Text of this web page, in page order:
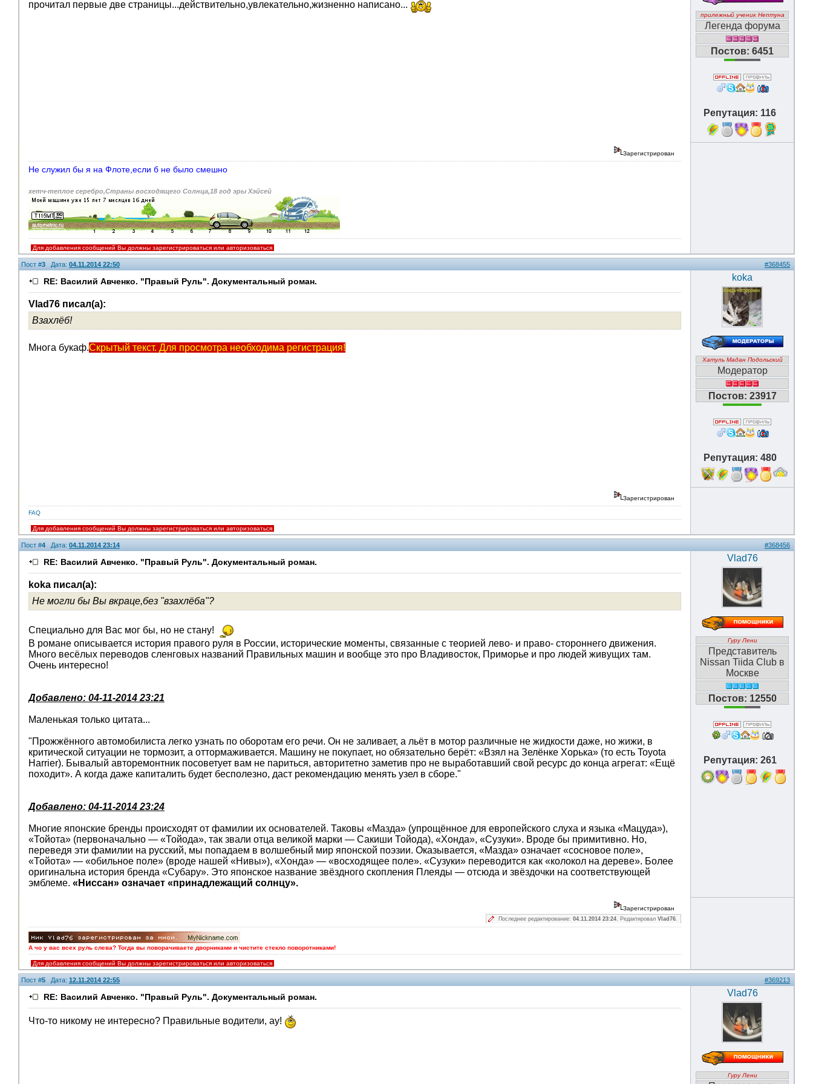
прочитал первые две страницы...действительно,увлекательно,жизненно написано...
прилежный ученик Нептуна
Легенда форума
Постов: 6451
Репутация: 116
15
Зарегистрирован
Не служил бы я на Флоте,если б не было смешно
хетч-теплое серебро,Страны восходящего Солнца,18 год эры Хэйсей
Для добавления сообщений Вы должны зарегистрироваться или авторизоваться
Пост #3 Дата: 04.11.2014 22:50 #368455
RE: Василий Авченко. "Правый Руль". Документальный роман.
Vlad76 писал(а):
Взахлёб!
Многа букаф.Скрытый текст. Для просмотра необходима регистрация!
koka
Хатуль Мадан Подольский
Модератор
Постов: 23917
Репутация: 480
18
Зарегистрирован
FAQ
Для добавления сообщений Вы должны зарегистрироваться или авторизоваться
Пост #4Дата: 04.11.2014 23:14 #368456
RE: Василий Авченко. "Правый Руль". Документальный роман.
koka писал(а):
Не могли бы Вы вкраце,без "взахлёба"?
Специально для Вас мог бы, но не стану!
В романе описывается история правого руля в России, исторические моменты, связанные с теорией лево- и право- стороннего движения.
Много весёлых переводов сленговых названий Правильных машин и вообще это про Владивосток, Приморье и про людей живущих там.
Очень интересно!
Добавлено: 04-11-2014 23:21
Маленькая только цитата...
"Прожжённого автомобилиста легко узнать по оборотам его речи. Он не заливает, а льёт в мотор различные не жидкости даже, но жижи, в
критической ситуации не тормозит, а оттормаживается. Машину не покупает, но обязательно берёт: «Взял на Зелёнке Хорька» (то есть Toyota
Harrier). Бывалый авторемонтник посоветует вам не париться, авторитетно заметив про не выработавший свой ресурс до конца агрегат: «Ещё
походит». А когда даже капиталить будет бесполезно, даст рекомендацию менять узел в сборе."
Добавлено: 04-11-2014 23:24
Многие японские бренды происходят от фамилии их основателей. Таковы «Мазда» (упрощённое для европейского слуха и языка «Мацуда»),
«Тойота» (первоначально — «Тойода», так звали отца великой марки — Сакиши Тойода), «Хонда», «Сузуки». Вроде бы примитивно. Но,
переведя эти фамилии на русский, мы попадаем в волшебный мир японской поэзии. Оказывается, «Мазда» означает «сосновое поле»,
«Тойота» — «обильное поле» (вроде нашей «Нивы»), «Хонда» — «восходящее поле». «Сузуки» переводится как «колокол на дереве». Более
оригинальна история бренда «Субару». Это японское название звёздного скопления Плеяды — отсюда и звёздочки на соответствующей
эмблеме. «Ниссан» означает «принадлежащий солнцу».
Vlad76
Гуру Лени
Представитель
Nissan Tiida Club в
Москве
Постов: 12550
Репутация: 261
Зарегистрирован
Последнее редактирование: 04.11.2014 23:24. Редактировал Vlad76.
А чо у вас всех руль слева? Тогда вы поворачиваете дворниками и чистите стекло поворотниками!
Для добавления сообщений Вы должны зарегистрироваться или авторизоваться
Пост #5 Дата: 12.11.2014 22:55 #369213
RE: Василий Авченко. "Правый Руль". Документальный роман.
Что-то никому не интересно? Правильные водители, ау!
Vlad76
Гуру Лени